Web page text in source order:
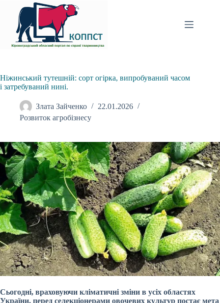
вмісту
Ніжинський тутешній: сорт огірка, випробуваний часом
і затребуваний нині.
Злата Зайченко
22.01.2026
Розвиток агробізнесу
Сьогодні, враховуючи кліматичні зміни в усіх областях
України, перед селекціонерами овочевих культур постає мета